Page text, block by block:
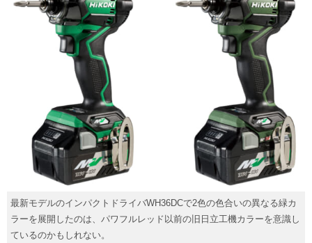
最新モデルのインパクトドライバWH36DCで2色の色合いの異なる緑カ
ラーを展開したのは、パワフルレッド以前の旧日立工機カラーを意識し
ているのかもしれない。